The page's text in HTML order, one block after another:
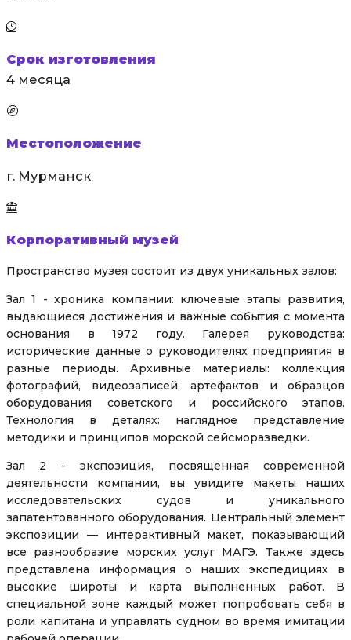
Срок изготовления
4 месяца
Местоположение
г. Мурманск
Корпоративный музей
Пространство музея состоит из двух уникальных залов:
Зал 1 - хроника компании: ключевые этапы развития,
выдающиеся достижения и важные события с момента
основания в 1972 году. Галерея руководства:
исторические данные о руководителях предприятия в
разные периоды. Архивные материалы: коллекция
фотографий, видеозаписей, артефактов и образцов
оборудования советского и российского этапов.
Технология в деталях: наглядное представление
методики и принципов морской сейсморазведки.
Зал 2 - экспозиция, посвященная современной
деятельности компании, вы увидите макеты наших
исследовательских судов и уникального
запатентованного оборудования. Центральный элемент
экспозиции — интерактивный макет, показывающий
все разнообразие морских услуг МАГЭ. Также здесь
представлена информация о наших экспедициях в
высокие широты и карта выполненных работ. В
специальной зоне каждый может попробовать себя в
роли капитана и управлять судном во время имитации